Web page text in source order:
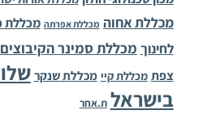
מכללת אחוה מכללת אפרתה מכללת
לחינוך מכללת סמינר הקיבוצים
צפת מכללת קיי מכללת שנקר
בישראל ת.אחר